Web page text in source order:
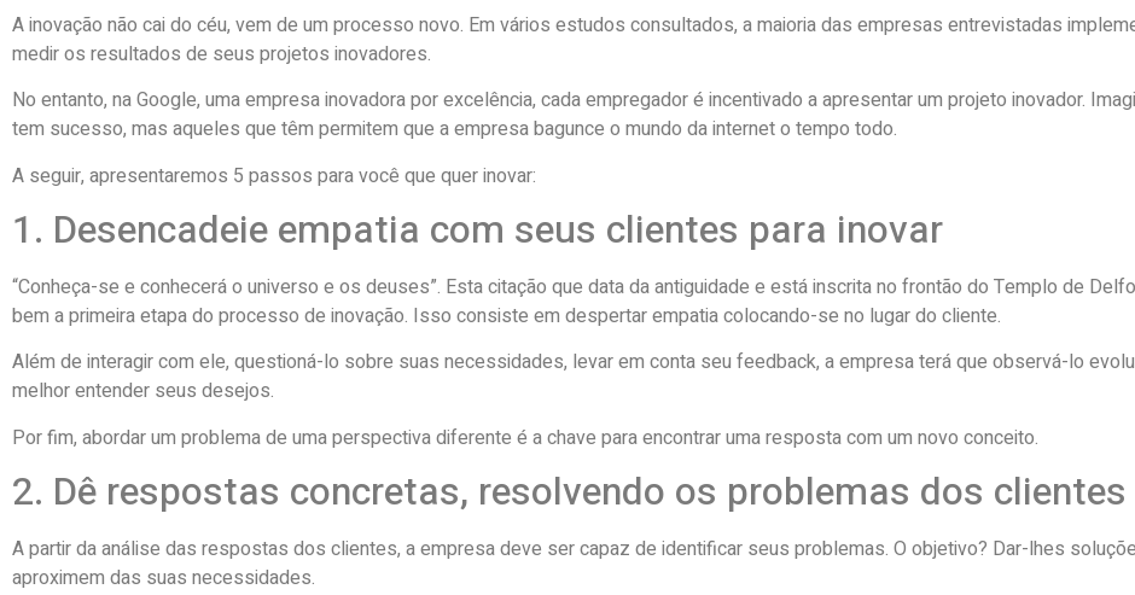
A inovação não cai do céu, vem de um processo novo. Em vários estudos consultados, a maioria das empresas entrevistadas
medir os resultados de seus projetos inovadores.
No entanto, na Google, uma empresa inovadora por excelência, cada empregador é incentivado a apresentar um projeto inovador.
tem sucesso, mas aqueles que têm permitem que a empresa bagunce o mundo da internet o tempo todo.
A seguir, apresentaremos 5 passos para você que quer inovar:
1. Desencadeie empatia com seus clientes para inovar
“Conheça-se e conhecerá o universo e os deuses”. Esta citação que data da antiguidade e está inscrita no frontão do Templo de
bem a primeira etapa do processo de inovação. Isso consiste em despertar empatia colocando-se no lugar do cliente.
Além de interagir com ele, questioná-lo sobre suas necessidades, levar em conta seu feedback, a empresa terá que observá-lo
melhor entender seus desejos.
Por fim, abordar um problema de uma perspectiva diferente é a chave para encontrar uma resposta com um novo conceito.
2. Dê respostas concretas, resolvendo os problemas dos clientes
A partir da análise das respostas dos clientes, a empresa deve ser capaz de identificar seus problemas. O objetivo? Dar-lhes
aproximem das suas necessidades.